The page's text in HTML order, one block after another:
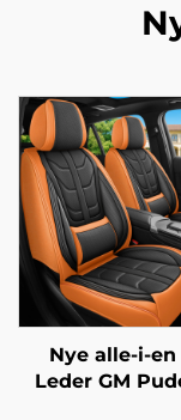
Nye alle-i-en
Leder GM